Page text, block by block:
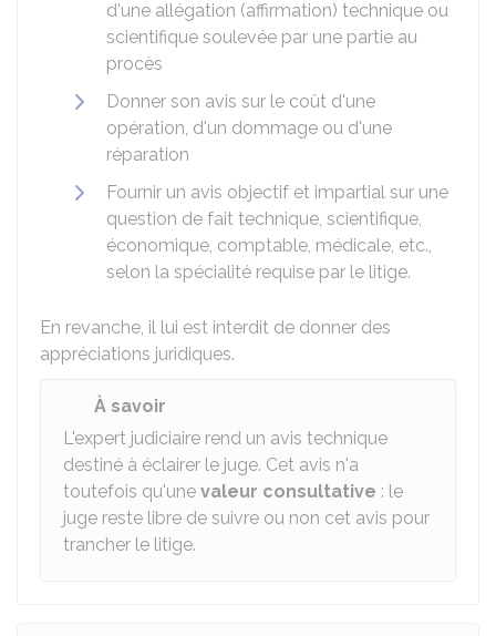
d'une allégation (affirmation) technique ou
scientifique soulevée par une partie au
procès
Donner son avis sur le coût d'une
opération, d'un dommage ou d'une
réparation
Fournir un avis objectif et impartial sur une
question de fait technique, scientifique,
économique, comptable, médicale, etc.,
selon la spécialité requise par le litige.
En revanche, il lui est interdit de donner des
appréciations juridiques.
À savoir
L'expert judiciaire rend un avis technique
destiné à éclairer le juge. Cet avis n'a
toutefois qu'une valeur consultative : le
juge reste libre de suivre ou non cet avis pour
trancher le litige.